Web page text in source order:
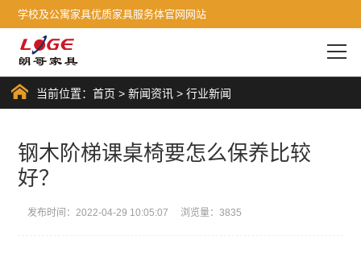
学校及公寓家具优质家具服务体官网网站
当前位置：首页 >新闻资讯 >行业新闻
钢木阶梯课桌椅要怎么保养比较
好？
发布时间：2022-04-29 10:05:07 浏览量：3835